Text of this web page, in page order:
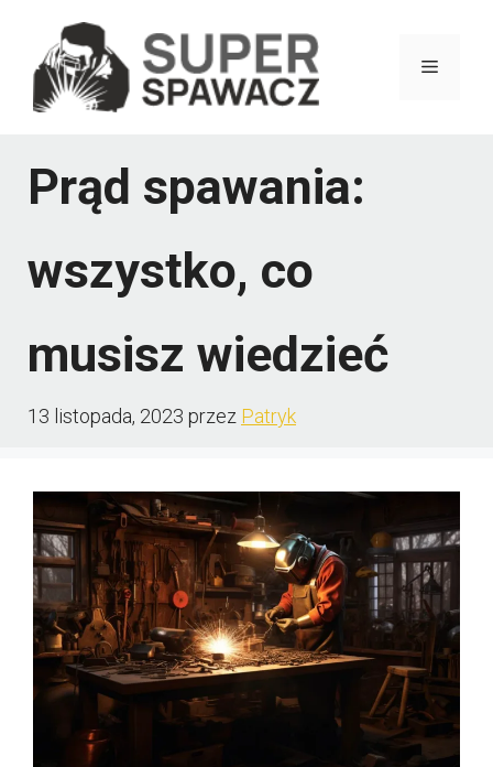
treści
Menu
Prąd spawania:
wszystko, co
musisz wiedzieć
13 listopada, 2023 przez Patryk